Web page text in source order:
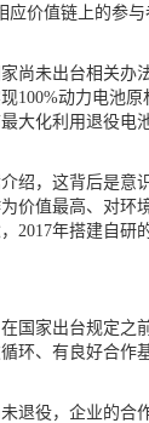
价值链上的参与
未出台相关办
100%动力电池
大化利用退役电
，这背后是意
价值最高、对环
2017年搭建自研
家出台规定之
环、有良好合作
役，企业的合